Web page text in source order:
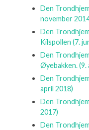
Den
november
Den
Kilspollen(7.
Den
Øyebakken.(9.
Den
april 2018)
Den
2017)
Den